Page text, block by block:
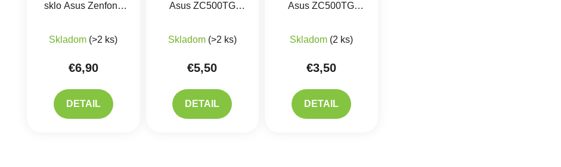
sklo Asus Zenfone
Skladom (>2 ks)
€6,90
DETAIL
Asus ZC500TG
mikrofón
Skladom (>2 ks)
€5,50
DETAIL
Asus ZC500TG
Skladom (2 ks)
€3,50
DETAIL